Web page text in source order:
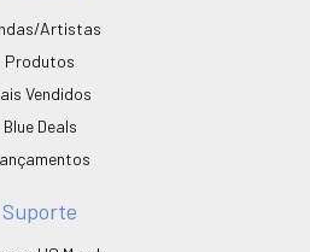
Artistas
Produtos
Vendidos
Blue Deals
Suporte